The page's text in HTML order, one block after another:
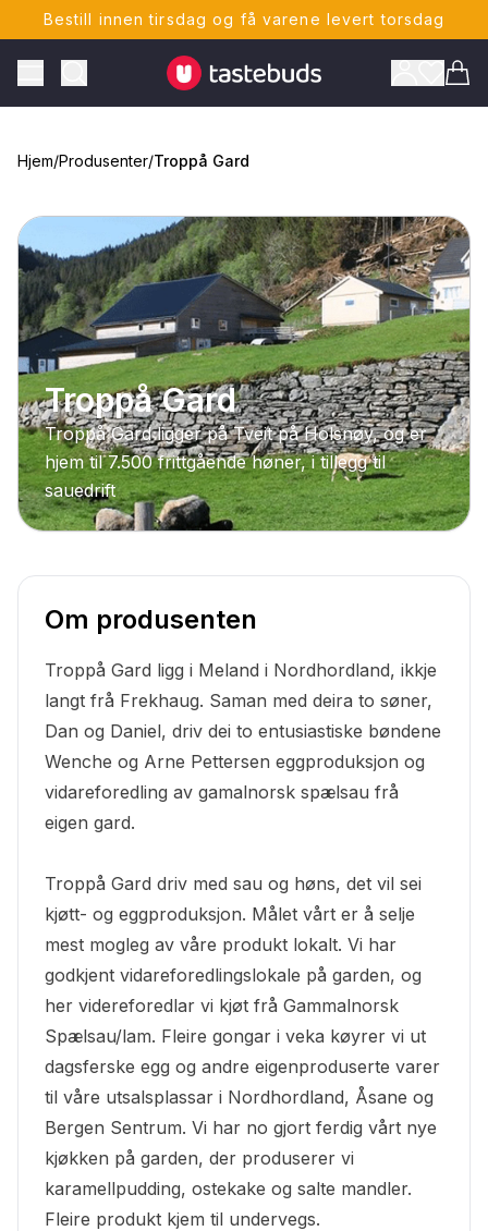
Bestill innen tirsdag og få varene levert torsdag
Toggle Menu
Tastebuds - Lokalmat rett hjem
Hjem/Produsenter/Troppå Gard
Troppå Gard
Troppå Gard ligger på Tveit på Holsnøy, og er
hjem til 7.500 frittgående høner, i tillegg til
sauedrift
Om produsenten
Troppå Gard ligg i Meland i Nordhordland, ikkje
langt frå Frekhaug. Saman med deira to søner,
Dan og Daniel, driv dei to entusiastiske bøndene
Wenche og Arne Pettersen eggproduksjon og
vidareforedling av gamalnorsk spælsau frå
eigen gard.
Troppå Gard driv med sau og høns, det vil sei
kjøtt- og eggproduksjon. Målet vårt er å selje
mest mogleg av våre produkt lokalt. Vi har
godkjent vidareforedlingslokale på garden, og
her videreforedlar vi kjøt frå Gammalnorsk
Spælsau/lam. Fleire gongar i veka køyrer vi ut
dagsferske egg og andre eigenproduserte varer
til våre utsalsplassar i Nordhordland, Åsane og
Bergen Sentrum. Vi har no gjort ferdig vårt nye
kjøkken på garden, der produserer vi
karamellpudding, ostekake og salte mandler.
Fleire produkt kjem til undervegs.